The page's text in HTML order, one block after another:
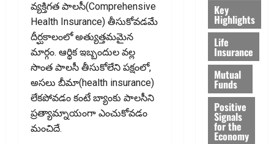
వ్యక్తిగత పాలసీ(Comprehensive
Health Insurance) తీసుకోవడమే
దీర్ఘకాలంలో అత్యుత్తమమైన
మార్గం. ఆర్థిక ఇబ్బందుల వల్ల
సొంత పాలసీ తీసుకోలేని పక్షంలో,
అసలు బీమా(health insurance)
లేకపోవడం కంటే బ్యాంకు పాలసీని
ప్రత్యామ్నాయంగా ఎంచుకోవడం
మంచిదే.
Key
Highlights
Life
Insurance
Mutual
Funds
Positive
Signals
for the
Economy